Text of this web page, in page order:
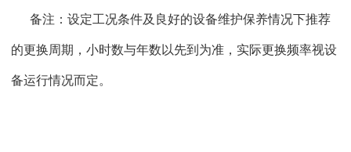
备注：设定工况条件及良好的设备维护保养情况下推荐
的更换周期，小时数与年数以先到为准，实际更换频率视设
备运行情况而定。